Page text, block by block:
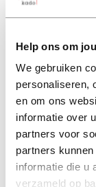
Help ons om
We gebruiken
personaliseren,
en om ons
informatie over
partners voor
partners
informatie die u
verzameld op
Plant
simon akeroyd
hard-cover
20,00 excl.
in